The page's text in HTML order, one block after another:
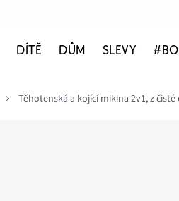
DÍTĚ DŮM SLEVY
Těhotenská a kojící mikina 2v1, z